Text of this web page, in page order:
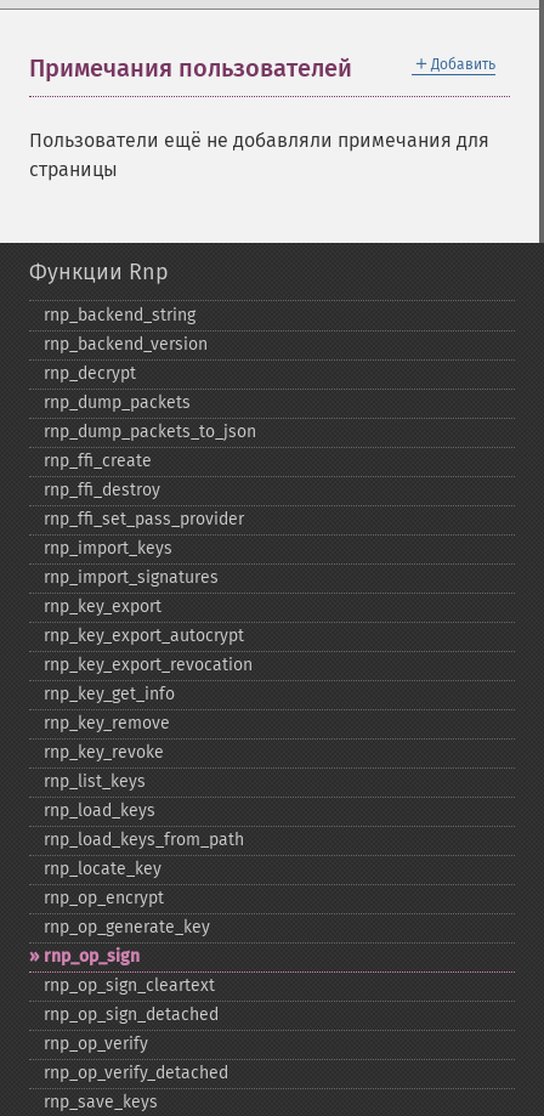
＋ Добавить
Примечания пользователей
Пользователи ещё не добавляли примечания для
страницы
Функции Rnp
rnp_​backend_​string
rnp_​backend_​version
rnp_​decrypt
rnp_​dump_​packets
rnp_​dump_​packets_​to_​json
rnp_​ffi_​create
rnp_​ffi_​destroy
rnp_​ffi_​set_​pass_​provider
rnp_​import_​keys
rnp_​import_​signatures
rnp_​key_​export
rnp_​key_​export_​autocrypt
rnp_​key_​export_​revocation
rnp_​key_​get_​info
rnp_​key_​remove
rnp_​key_​revoke
rnp_​list_​keys
rnp_​load_​keys
rnp_​load_​keys_​from_​path
rnp_​locate_​key
rnp_​op_​encrypt
rnp_​op_​generate_​key
rnp_​op_​sign
rnp_​op_​sign_​cleartext
rnp_​op_​sign_​detached
rnp_​op_​verify
rnp_​op_​verify_​detached
rnp_​save_​keys